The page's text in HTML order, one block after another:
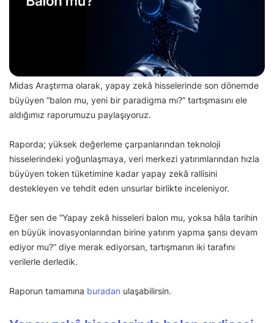
Midas Araştırma olarak, yapay zekâ hisselerinde son dönemde
büyüyen “balon mu, yeni bir paradigma mı?” tartışmasını ele
aldığımız raporumuzu paylaşıyoruz.
Raporda; yüksek değerleme çarpanlarından teknoloji
hisselerindeki yoğunlaşmaya, veri merkezi yatırımlarından hızla
büyüyen token tüketimine kadar yapay zekâ rallisini
destekleyen ve tehdit eden unsurlar birlikte inceleniyor.
Eğer sen de “Yapay zekâ hisseleri balon mu, yoksa hâla tarihin
en büyük inovasyonlarından birine yatırım yapma şansı devam
ediyor mu?” diye merak ediyorsan, tartışmanın iki tarafını
verilerle derledik.
Raporun tamamına buradan ulaşabilirsin.